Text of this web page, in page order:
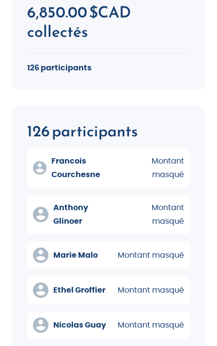
6,850.00 $CAD
collectés
126 participants
126 participants
Francois
Courchesne
Montant
masqué
Anthony
Glinoer
Montant
masqué
Marie Malo Montant masqué
Ethel Groffier Montant masqué
Nicolas Guay Montant masqué